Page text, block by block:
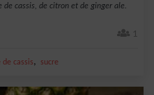
cassis, de citron et de ginger ale.
1
de cassis, sucre